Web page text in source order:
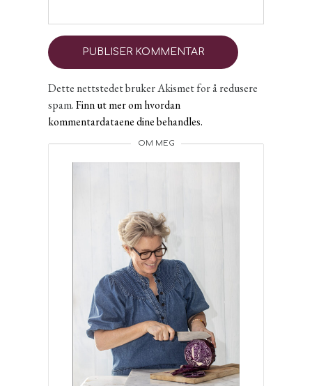
Dette nettstedet bruker Akismet for å redusere
spam.Finn ut mer om hvordan
kommentardataene dine behandles.
OM MEG